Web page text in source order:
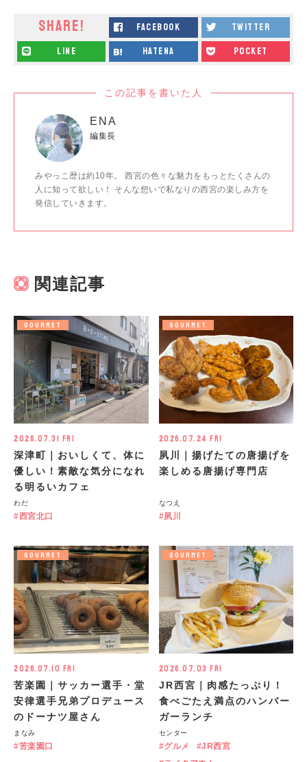
SHARE! facebook twitter
line hatena pocket
この記事を書いた人
ENA
編集長
みやっこ歴は約10年。 西宮の色々な魅力をもっとたくさんの
人に知って欲しい！ そんな想いで私なりの西宮の楽しみ方を
発信していきます。
関連記事
GOURMET
2026.07.31 Fri
深津町｜おいしくて、体に
優しい！素敵な気分になれ
る明るいカフェ
わだ
西宮北口
GOURMET
2026.07.24 Fri
夙川｜揚げたての唐揚げを
楽しめる唐揚げ専門店
なつえ
夙川
GOURMET
2026.07.10 Fri
苦楽園｜サッカー選手・堂
安律選手兄弟プロデュース
のドーナツ屋さん
まなみ
苦楽園口
GOURMET
2026.07.03 Fri
JR西宮｜肉感たっぷり！
食べごたえ満点のハンバー
ガーランチ
センター
グルメ
JR西宮